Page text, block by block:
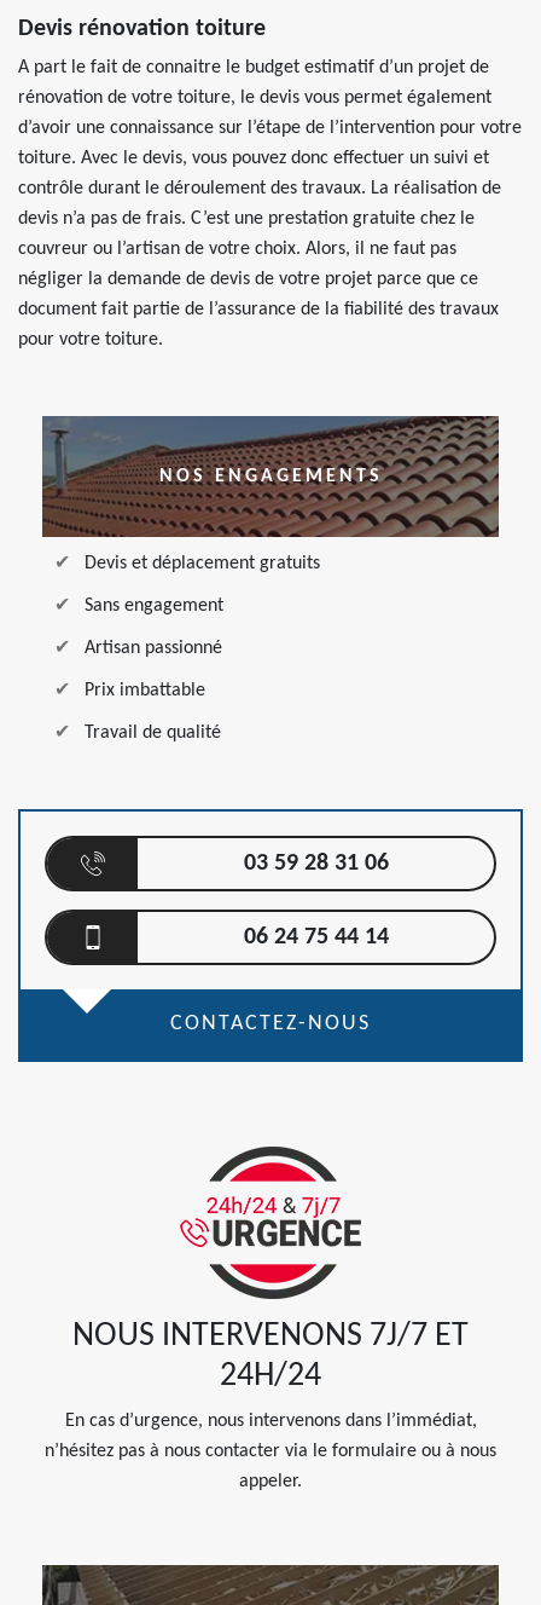
Devis rénovation toiture
A part le fait de connaitre le budget estimatif d’un projet de
rénovation de votre toiture, le devis vous permet également
d’avoir une connaissance sur l’étape de l’intervention pour votre
toiture. Avec le devis, vous pouvez donc effectuer un suivi et
contrôle durant le déroulement des travaux. La réalisation de
devis n’a pas de frais. C’est une prestation gratuite chez le
couvreur ou l’artisan de votre choix. Alors, il ne faut pas
négliger la demande de devis de votre projet parce que ce
document fait partie de l’assurance de la fiabilité des travaux
pour votre toiture.
NOS ENGAGEMENTS
Devis et déplacement gratuits
Sans engagement
Artisan passionné
Prix imbattable
Travail de qualité
03 59 28 31 06
06 24 75 44 14
CONTACTEZ-NOUS
NOUS INTERVENONS 7J/7 ET
24H/24
En cas d’urgence, nous intervenons dans l’immédiat,
n’hésitez pas à nous contacter via le formulaire ou à nous
appeler.